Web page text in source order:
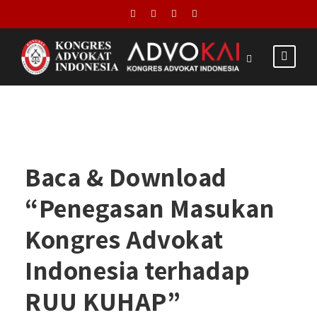
Baca & Download
“Penegasan Masukan
Kongres Advokat
Indonesia terhadap
RUU KUHAP”